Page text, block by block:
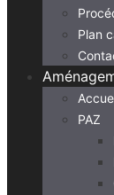
Plan
PAZ